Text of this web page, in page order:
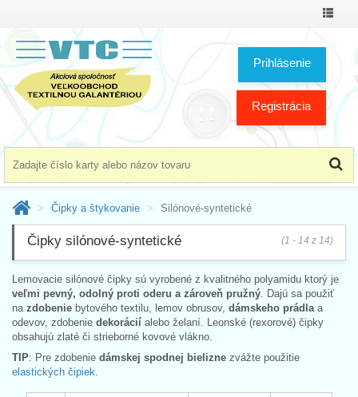
Prepnúť
Prihlásenie
Registrácia
Čipky a štykovanie Silónové-syntetické
Čipky silónové-syntetické (1 - 14 z 14)
Lemovacie silónové čipky sú vyrobené z kvalitného polyamidu ktorý je
veľmi pevný, odolný proti oderu a zároveň pružný . Dajú sa použiť
na zdobenie bytového textilu, lemov obrusov, dámskeho prádla a
odevov, zdobenie dekorácií alebo želaní. Leonské (rexorové) čipky
obsahujú zlaté či strieborné kovové vlákno.
TIP: Pre zdobenie dámskej spodnej bielizne zvážte použitie
elastických čipiek